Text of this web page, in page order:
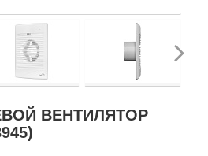
ВЕНТИЛЯТОР